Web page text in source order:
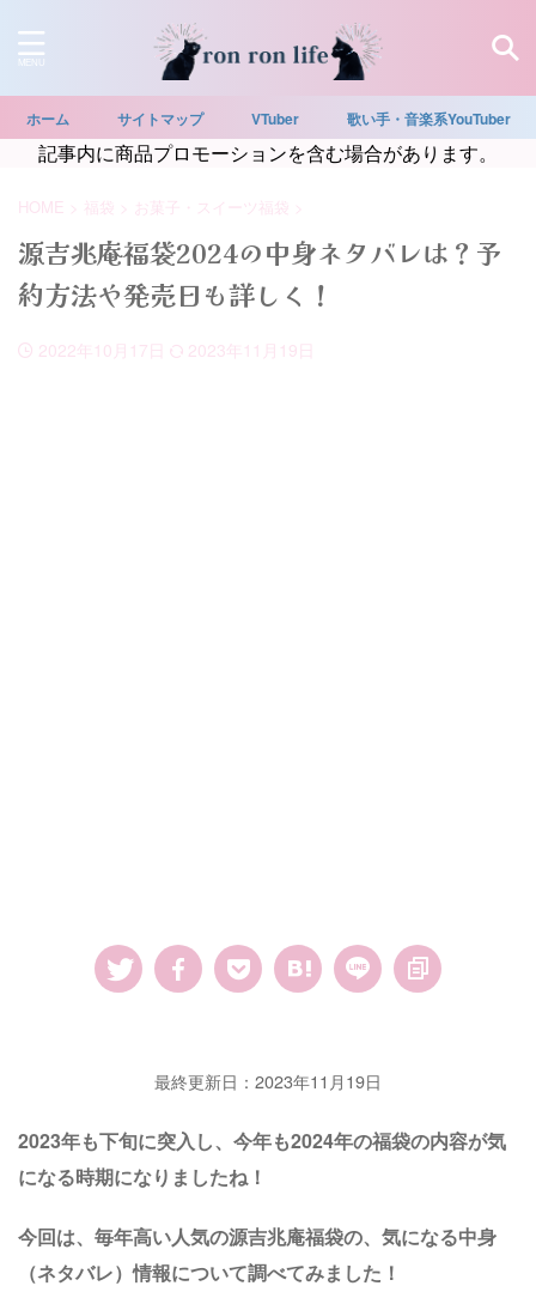
ホーム サイトマップ VTuber 歌い手・音楽系YouTuber
記事内に商品プロモーションを含む場合があります。
HOME > 福袋 > お菓子・スイーツ福袋 >
源吉兆庵福袋2024の中身ネタバレは？予
約方法や発売日も詳しく！
2022年10月17日 2023年11月19日
最終更新日：2023年11月19日
2023年も下旬に突入し、今年も2024年の福袋の内容が気
になる時期になりましたね！
今回は、毎年高い人気の源吉兆庵福袋の、気になる中身
（ネタバレ）情報について調べてみました！